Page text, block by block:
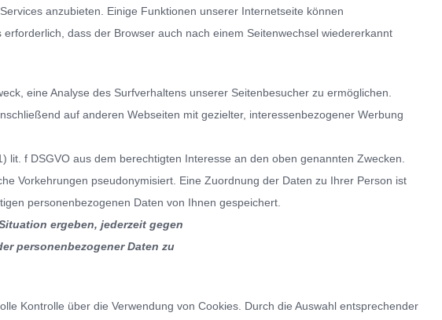
anzubieten. Einige Funktionen unserer Internetseite können
dass der Browser auch nach einem Seitenwechsel wiedererkannt
eine Analyse des Surfverhaltens unserer Seitenbesucher zu ermöglichen.
auf anderen Webseiten mit gezielter, interessenbezogener Werbung
f DSGVO aus dem berechtigten Interesse an den oben genannten Zwecken.
Vorkehrungen pseudonymisiert. Eine Zuordnung der Daten zu Ihrer Person ist
personenbezogenen Daten von Ihnen gespeichert.
ergeben, jederzeit gegen
personenbezogener Daten zu
Kontrolle über die Verwendung von Cookies. Durch die Auswahl entsprechender